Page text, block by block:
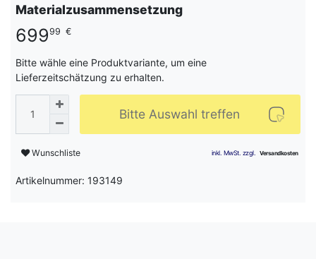
Materialzusammensetzung
69999 €
Bitte wähle eine Produktvariante, um eine
Lieferzeitschätzung zu erhalten.
Bitte Auswahl treffen
Wunschliste
Artikelnummer: 193149